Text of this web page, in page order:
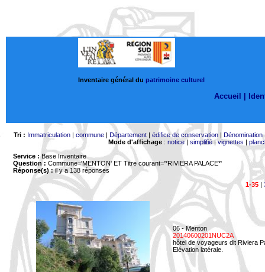
Inventaire général du patrimoine culturel
Accueil |
Tri : Immatriculation| commune| Département| édifice de conservation| Dénomination
Mode d'affichage: notice| simplifié|vignettes |
Service : Base Inventaire
Question : Commune='MENTON' ET Titre courant='*RIVIERA PALACE*'
Réponse(s) :il y a 138 réponses
1-35|
06 - Menton
20140600201NUC2A
hôtel de voyageurs dit Riviera
Elévation latérale.